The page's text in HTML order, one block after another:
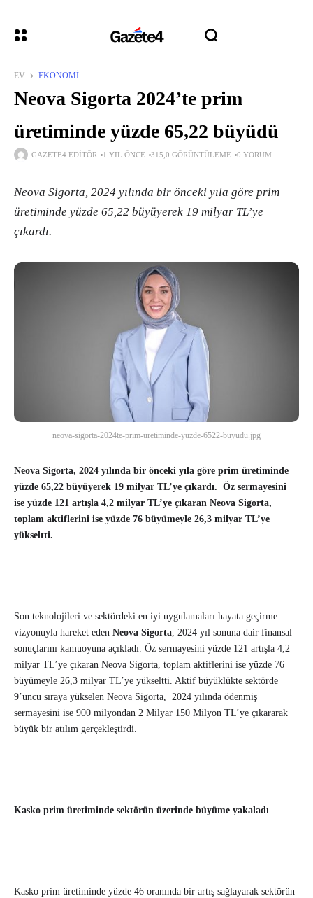
EV EKONOMI
Neova Sigorta 2024’te prim
üretiminde yüzde 65,22 büyüdü
GAZETE4 EDITÖR 1 YIL ÖNCE 315,0 GÖRÜNTÜLEME 0 YORUM
Neova Sigorta, 2024 yılında bir önceki yıla göre prim
üretiminde yüzde 65,22 büyüyerek 19 milyar TL’ye
çıkardı.
neova-sigorta-2024te-prim-uretiminde-yuzde-6522-buyudu.jpg
Neova Sigorta, 2024 yılında bir önceki yıla göre prim üretiminde
yüzde 65,22 büyüyerek 19 milyar TL’ye çıkardı. Öz sermayesini
ise yüzde 121 artışla 4,2 milyar TL’ye çıkaran Neova Sigorta,
toplam aktiflerini ise yüzde 76 büyümeyle 26,3 milyar TL’ye
yükseltti.
Son teknolojileri ve sektördeki en iyi uygulamaları hayata geçirme
vizyonuyla hareket eden Neova Sigorta, 2024 yıl sonuna dair finansal
sonuçlarını kamuoyuna açıkladı. Öz sermayesini yüzde 121 artışla 4,2
milyar TL’ye çıkaran Neova Sigorta, toplam aktiflerini ise yüzde 76
büyümeyle 26,3 milyar TL’ye yükseltti. Aktif büyüklükte sektörde
9’uncu sıraya yükselen Neova Sigorta, 2024 yılında ödenmiş
sermayesini ise 900 milyondan 2 Milyar 150 Milyon TL’ye çıkararak
büyük bir atılım gerçekleştirdi.
Kasko prim üretiminde sektörün üzerinde büyüme yakaladı
Kasko prim üretiminde yüzde 46 oranında bir artış sağlayarak sektörün